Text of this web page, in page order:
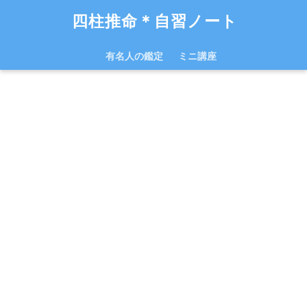
四柱推命＊自習ノート
有名人の鑑定 ミニ講座